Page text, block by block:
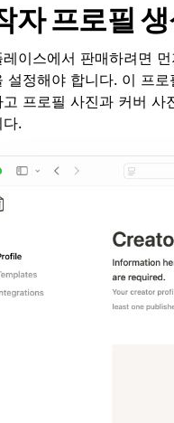
자 프로필
레이스에서 판매하려면 먼
설정해야 합니다. 이 프
고 프로필 사진과 커버
다.